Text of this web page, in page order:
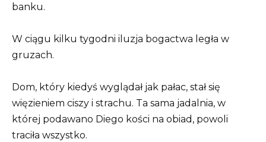
banku.
W ciągu kilku tygodni iluzja bogactwa legła w
gruzach.
Dom, który kiedyś wyglądał jak pałac, stał się
więzieniem ciszy i strachu. Ta sama jadalnia, w
której podawano Diego kości na obiad, powoli
traciła wszystko.